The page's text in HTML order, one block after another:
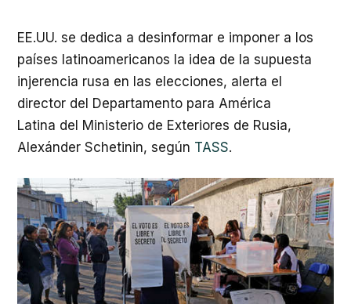
EE.UU. se dedica a desinformar e imponer a los
países latinoamericanos la idea de la supuesta
injerencia rusa en las elecciones, alerta el
director del Departamento para América
Latina del Ministerio de Exteriores de Rusia,
Alexánder Schetinin, según TASS.